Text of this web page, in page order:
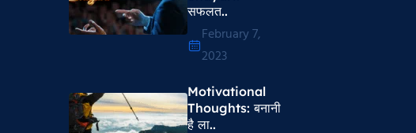
सफलत..
February 7,
2023
Motivational
Thoughts​: बनानी
है ला..